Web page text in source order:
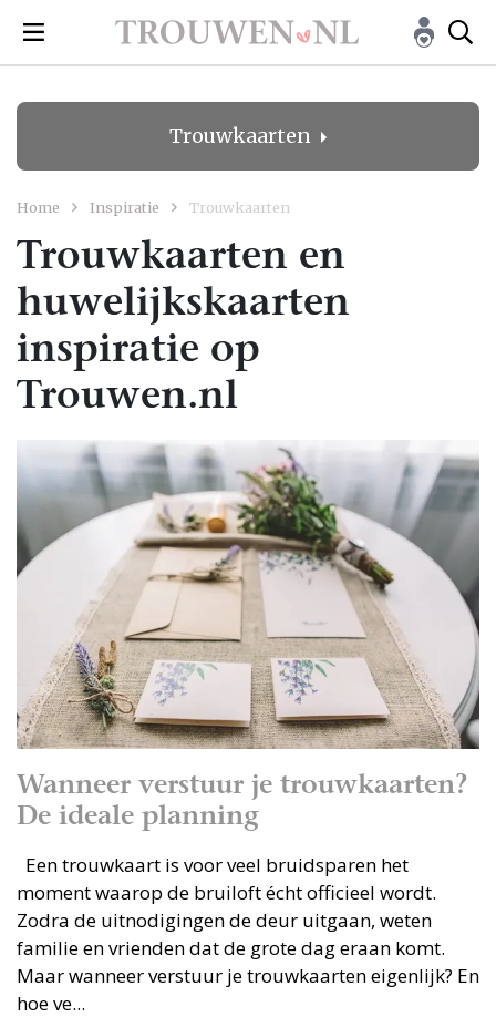
Trouwkaarten
Home Inspiratie Trouwkaarten
Trouwkaarten en
huwelijkskaarten
inspiratie op
Trouwen.nl
Wanneer verstuur je trouwkaarten?
De ideale planning
Een trouwkaart is voor veel bruidsparen het
moment waarop de bruiloft écht officieel wordt.
Zodra de uitnodigingen de deur uitgaan, weten
familie en vrienden dat de grote dag eraan komt.
Maar wanneer verstuur je trouwkaarten eigenlijk? En
hoe ve...